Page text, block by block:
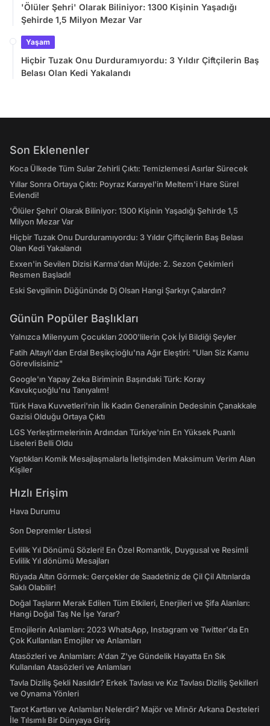
'Ölüler Şehri' Olarak Biliniyor: 1300 Kişinin Yaşadığı
Şehirde 1,5 Milyon Mezar Var
Yaşam
Hiçbir Tuzak Onu Durduramıyordu: 3 Yıldır Çiftçilerin Baş
Belası Olan Kedi Yakalandı
Son Eklenenler
Koca Ülkede Tüm Sular Zehirli Çıktı: Temizlemesi Asırlar Sürecek
Yıllar Sonra Ortaya Çıktı: Poyraz Karayel'in Meltem'i Hare Sürel
Evlendi!
'Ölüler Şehri' Olarak Biliniyor: 1300 Kişinin Yaşadığı Şehirde 1,5
Milyon Mezar Var
Hiçbir Tuzak Onu Durduramıyordu: 3 Yıldır Çiftçilerin Baş Belası
Olan Kedi Yakalandı
Exxen'in Sevilen Dizisi Karma'dan Müjde: 2. Sezon Çekimleri
Resmen Başladı!
Eski Sevgilinin Düğününde Dj Olsan Hangi Şarkıyı Çalardın?
Günün Popüler Başlıkları
Yalnızca Milenyum Çocukları 2000'lilerin Çok İyi Bildiği Şeyler
Fatih Altaylı'dan Erdal Beşikçioğlu'na Ağır Eleştiri: "Ulan Siz Kamu
Görevlisisiniz"
Google'ın Yapay Zeka Biriminin Başındaki Türk: Koray
Kavukçuoğlu'nu Tanıyalım!
Türk Hava Kuvvetleri'nin İlk Kadın Generalinin Dedesinin Çanakkale
Gazisi Olduğu Ortaya Çıktı
LGS Yerleştirmelerinin Ardından Türkiye'nin En Yüksek Puanlı
Liseleri Belli Oldu
Yaptıkları Komik Mesajlaşmalarla İletişimden Maksimum Verim Alan
Kişiler
Hızlı Erişim
Hava Durumu
Son Depremler Listesi
Evlilik Yıl Dönümü Sözleri! En Özel Romantik, Duygusal ve Resimli
Evlilik Yıl dönümü Mesajları
Rüyada Altın Görmek: Gerçekler de Saadetiniz de Çil Çil Altınlarda
Saklı Olabilir!
Doğal Taşların Merak Edilen Tüm Etkileri, Enerjileri ve Şifa Alanları:
Hangi Doğal Taş Ne İşe Yarar?
Emojilerin Anlamları: 2023 WhatsApp, Instagram ve Twitter'da En
Çok Kullanılan Emojiler ve Anlamları
Atasözleri ve Anlamları: A'dan Z'ye Gündelik Hayatta En Sık
Kullanılan Atasözleri ve Anlamları
Tavla Diziliş Şekli Nasıldır? Erkek Tavlası ve Kız Tavlası Diziliş Şekilleri
ve Oynama Yönleri
Tarot Kartları ve Anlamları Nelerdir? Majör ve Minör Arkana Desteleri
İle Tılsımlı Bir Dünyaya Giriş